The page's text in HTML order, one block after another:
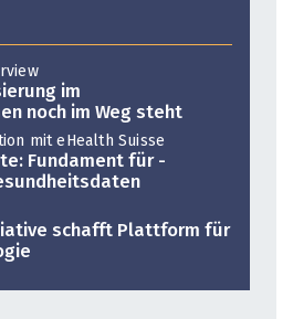
im
noch im Weg steht
mit eHealth Suisse
Fundament für
schafft Plattform für